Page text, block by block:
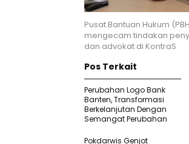
Pusat Bantuan Hukum
mengecam tindakan
dan advokat di KontraS
Pos Terkait
Perubahan Logo Bank
Banten, Transformasi
Berkelanjutan Dengan
Semangat Perubahan
Pokdarwis Genjot